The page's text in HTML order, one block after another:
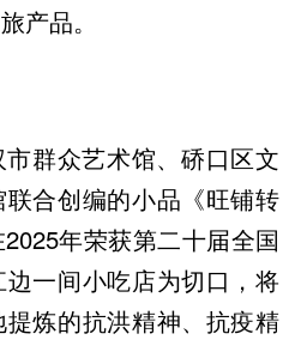
产品。
群众艺术馆、硚口区文
合创编的小品《旺铺转
年荣获第二十届全国
一间小吃店为切口，将
炼的抗洪精神、抗疫精